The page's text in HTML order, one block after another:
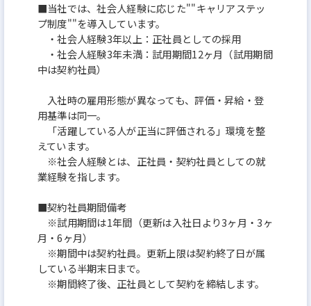
■当社では、社会人経験に応じた""キャリアステッ
プ制度""を導入しています。
・社会人経験3年以上：正社員としての採用
・社会人経験3年未満：試用期間12ヶ月（試用期間
中は契約社員）
入社時の雇用形態が異なっても、評価・昇給・登
用基準は同一。
「活躍している人が正当に評価される」環境を整
えています。
※社会人経験とは、正社員・契約社員としての就
業経験を指します。
■契約社員期間備考
※試用期間は1年間（更新は入社日より3ヶ月・3ヶ
月・6ヶ月）
※期間中は契約社員。更新上限は契約終了日が属
している半期末日まで。
※期間終了後、正社員として契約を締結します。